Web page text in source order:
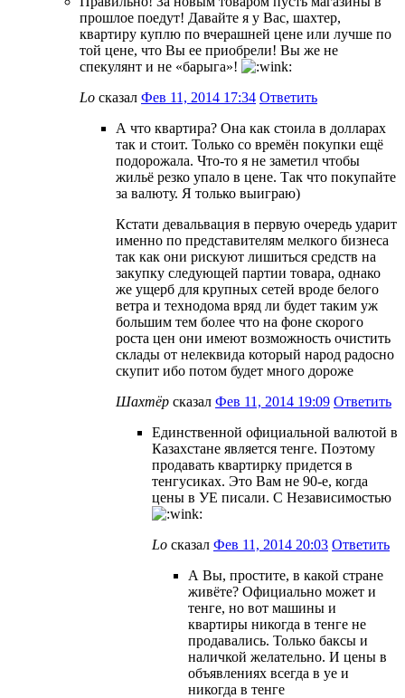
прошлое поедут! Давайте я у Вас, шахтер,
квартиру куплю по вчерашней цене или лучше по
той цене, что Вы ее приобрели! Вы же не
спекулянт и не «барыга»!
Lo сказал Фев 11, 2014 17:34 Ответить
А что квартира? Она как стоила в долларах
так и стоит. Только со времён покупки ещё
подорожала. Что-то я не заметил чтобы
жильё резко упало в цене. Так что покупайте
за валюту. Я только выиграю)
Кстати девальвация в первую очередь ударит
именно по представителям мелкого бизнеса
так как они рискуют лишиться средств на
закупку следующей партии товара, однако
же ущерб для крупных сетей вроде белого
ветра и технодома вряд ли будет таким уж
большим тем более что на фоне скорого
роста цен они имеют возможность очистить
склады от нелеквида который народ радосно
скупит ибо потом будет много дороже
Шахтёр сказал Фев 11, 2014 19:09 Ответить
Единственной официальной валютой в
Казахстане является тенге. Поэтому
продавать квартирку придется в
тенгусиках. Это Вам не 90-е, когда
цены в УЕ писали. С Независимостью
Lo сказал Фев 11, 2014 20:03 Ответить
А Вы, простите, в какой стране
живёте? Официально может и
тенге, но вот машины и
квартиры никогда в тенге не
продавались. Только баксы и
наличкой желательно. И цены в
объявлениях всегда в уе и
никогда в тенге